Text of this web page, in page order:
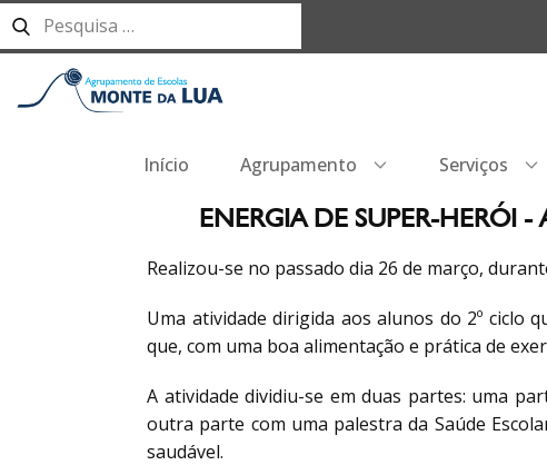
Início Agrupamento Serviços
ENERGIA DE SUPER-HERÓI
Realizou-se no passado dia 26 de março,
Uma atividade dirigida aos alunos do 2º ciclo
que, com uma boa alimentação e prática de
A atividade dividiu-se em duas partes: uma
outra parte com uma palestra da Saúde
saudável.